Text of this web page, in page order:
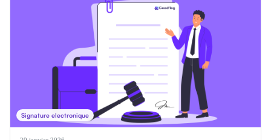
Signature electronique